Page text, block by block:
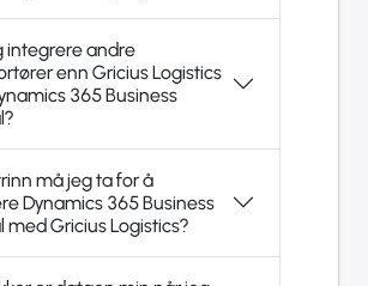
integrere andre
enn Gricius Logistics
365 Business
må jeg ta for å
Dynamics 365 Business
med Gricius Logistics?